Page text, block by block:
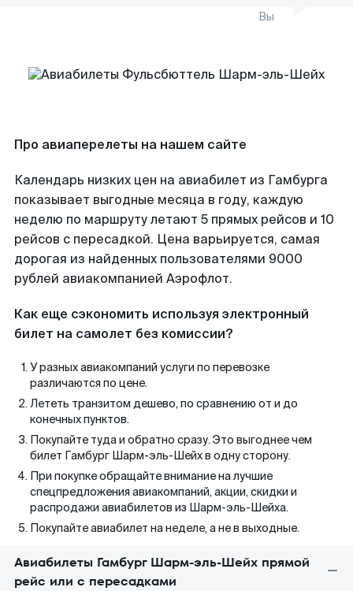
Вы
Про авиаперелеты на нашем сайте
Календарь низких цен на авиабилет из Гамбурга
показывает выгодные месяца в году, каждую
неделю по маршруту летают 5 прямых рейсов и 10
рейсов с пересадкой. Цена варьируется, самая
дорогая из найденных пользователями 9000
рублей авиакомпанией Аэрофлот.
Как еще сэкономить используя электронный
билет на самолет без комиссии?
У разных авиакомпаний услуги по перевозке
различаются по цене.
Лететь транзитом дешево, по сравнению от и до
конечных пунктов.
Покупайте туда и обратно сразу. Это выгоднее чем
билет Гамбург Шарм-эль-Шейх в одну сторону.
При покупке обращайте внимание на лучшие
спецпредложения авиакомпаний, акции, скидки и
распродажи авиабилетов из Шарм-эль-Шейха.
Покупайте авиабилет на неделе, а не в выходные.
Авиабилеты Гамбург Шарм-эль-Шейх прямой
рейс или с пересадками